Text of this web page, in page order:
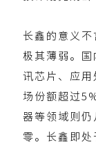
长鑫的意义
极其薄弱。国
讯芯片、应用
场份额超过
器等领域则仍
零。 长鑫即处